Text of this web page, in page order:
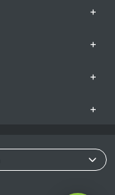
+
+
+
+